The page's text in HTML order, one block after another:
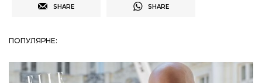
SHARE SHARE
ПОПУЛЯРНЕ: